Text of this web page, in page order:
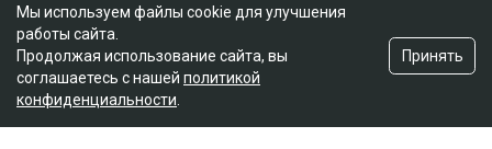
Реклама на сайте
Контакты
Редакционная политика
Мы используем файлы cookie для улучшения
работы сайта.
Продолжая использование сайта, вы
соглашаетесь с нашей политикой
конфиденциальности
Принять